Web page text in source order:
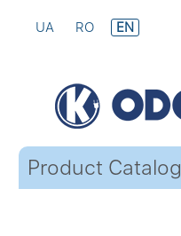
UA RO EN
Product Catalog